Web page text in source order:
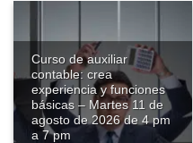
Curso de auxiliar
contable: crea
experiencia y funciones
básicas – Martes 11 de
agosto de 2026 de 4 pm
a 7 pm